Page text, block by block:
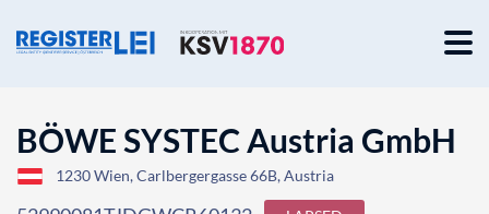
BÖWE SYSTEC Austria GmbH
1230 Wien, Carlbergergasse 66B, Austria